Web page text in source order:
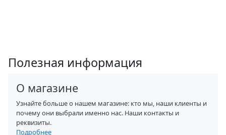
Полезная информация
О магазине
Узнайте больше о нашем магазине: кто мы, наши клиенты и
почему они выбрали именно нас. Наши контакты и
реквизиты.
Подробнее